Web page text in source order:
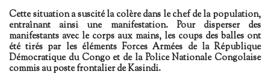
Cette situation a suscité la colère dans le chef de la population,
entraînant ainsi une manifestation. Pour disperser des
manifestants avec le corps aux mains, les coups des balles ont
été tirés par les éléments Forces Armées de la République
Démocratique du Congo et de la Police Nationale Congolaise
commis au poste frontalier de Kasindi.